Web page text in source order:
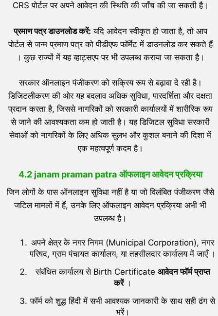
CRS पोर्टल पर अपने आवेदन की स्थिति की जाँच की जा सकती है।
प्रमाण पत्र डाउनलोड करें: यदि आवेदन स्वीकृत हो जाता है, तो आप
पोर्टल से जन्म प्रमाण पत्र को पीडीएफ फॉर्मेट में डाउनलोड कर सकते हैं
। कुछ राज्यों में यह व्हाट्सएप पर भी उपलब्ध कराया जा सकता है।
सरकार ऑनलाइन पंजीकरण को सक्रिय रूप से बढ़ावा दे रही है।
डिजिटलीकरण की ओर यह बदलाव अधिक सुविधा, पारदर्शिता और दक्षता
प्रदान करता है, जिससे नागरिकों को सरकारी कार्यालयों में शारीरिक रूप
से जाने की आवश्यकता कम हो जाती है। यह डिजिटल सुविधा सरकारी
सेवाओं को नागरिकों के लिए अधिक सुलभ और कुशल बनाने की दिशा में
एक महत्वपूर्ण कदम है।
4.2 janam praman patra ऑफलाइन आवेदन प्रक्रिया
जिन लोगों के पास ऑनलाइन सुविधा नहीं है या जो विलंबित पंजीकरण जैसे
जटिल मामलों में हैं, उनके लिए ऑफलाइन आवेदन प्रक्रिया अभी भी
उपलब्ध है।
अपने क्षेत्र के नगर निगम (Municipal Corporation), नगर
परिषद, ग्राम पंचायत कार्यालय, या तहसीलदार कार्यालय में जाएँ ।
संबंधित कार्यालय से Birth Certificate आवेदन फॉर्म प्राप्त
करें।
फॉर्म को शुद्ध हिंदी में सभी आवश्यक जानकारी के साथ सही ढंग से
भरें।